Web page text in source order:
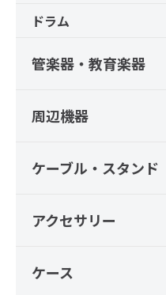
ドラム
管楽器・教育楽器
周辺機器
ケーブル・スタンド
アクセサリー
ケース